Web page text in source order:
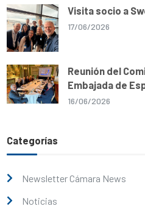
Visita socio a
17/06/2026
Reunión del
Embajada de
16/06/2026
Categorías
Newsletter Cámara News
Noticias